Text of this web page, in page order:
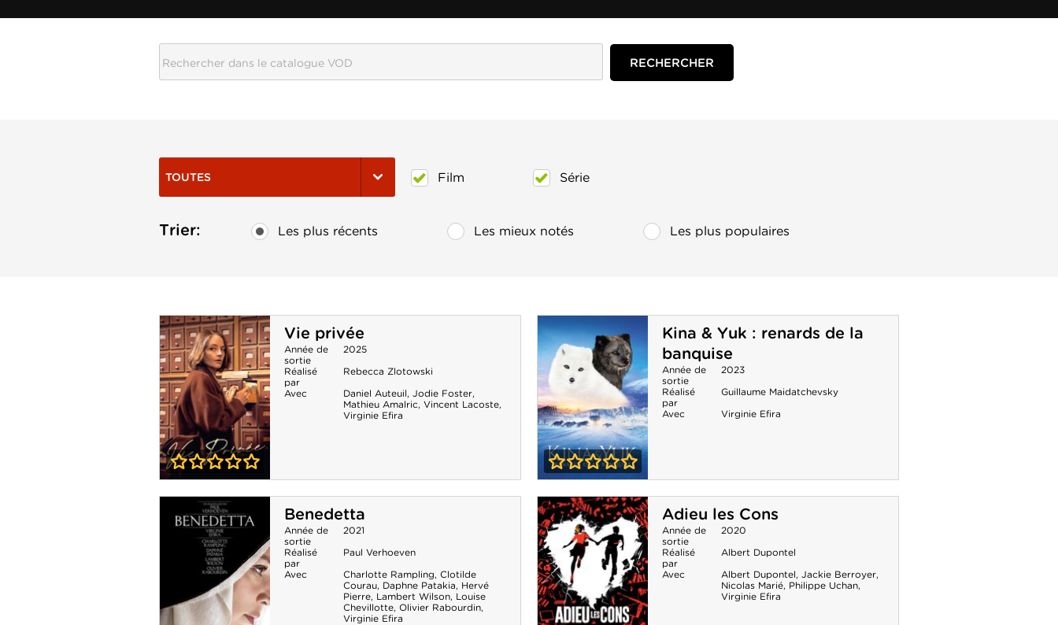
TOUTES Film Série
Trier: Les plus récents Les mieux notés Les plus populaires
Vie privée
Vie privée
Année de
sortie
2025
Réalisé
par
Rebecca Zlotowski
Avec
Daniel Auteuil, Jodie Foster,
Mathieu Amalric, Vincent Lacoste,
Virginie Efira
Kina & Yuk : renards de la
banquise
Kina & Yuk :
renards de la
banquise
Année de
sortie
2023
Réalisé
par
Guillaume Maidatchevsky
Avec
Virginie Efira
Benedetta
Année de
sortie
2021
Réalisé
par
Paul Verhoeven
Avec
Charlotte Rampling, Clotilde
Courau, Daphne Patakia, Hervé
Pierre, Lambert Wilson, Louise
Chevillotte, Olivier Rabourdin,
Virginie Efira
Adieu les Cons
Année de
sortie
2020
Réalisé
par
Albert Dupontel
Avec
Albert Dupontel, Jackie Berroyer,
Nicolas Marié, Philippe Uchan,
Virginie Efira